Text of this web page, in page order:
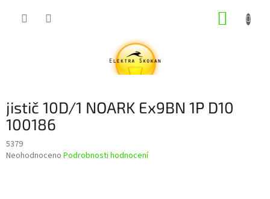
jistič 10D/1 NOARK Ex9BN 1P D10
100186
5379
Průměrné
Neohodnoceno Podrobnosti hodnocení